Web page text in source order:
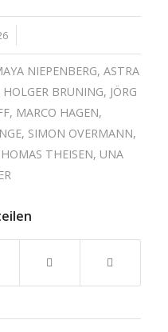
NIEPENBERG, ASTRA
HOLGER BRUNING, JÖRG
, MARCO HAGEN,
, SIMON OVERMANN,
THEISEN, UNA